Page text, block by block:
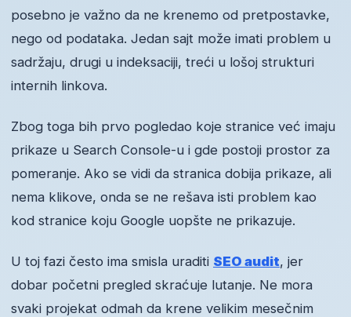
posebno je važno da ne krenemo od pretpostavke,
nego od podataka. Jedan sajt može imati problem u
sadržaju, drugi u indeksaciji, treći u lošoj strukturi
internih linkova.
Zbog toga bih prvo pogledao koje stranice već imaju
prikaze u Search Console-u i gde postoji prostor za
pomeranje. Ako se vidi da stranica dobija prikaze, ali
nema klikove, onda se ne rešava isti problem kao
kod stranice koju Google uopšte ne prikazuje.
U toj fazi često ima smisla uraditi SEO audit, jer
dobar početni pregled skraćuje lutanje. Ne mora
svaki projekat odmah da krene velikim mesečnim